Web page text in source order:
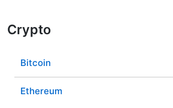
Crypto
Bitcoin
Ethereum